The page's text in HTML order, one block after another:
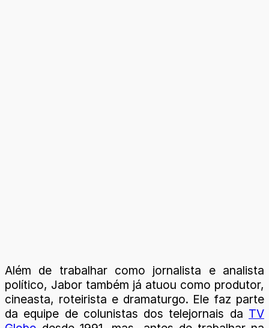
Além de trabalhar como jornalista e analista
político, Jabor também já atuou como produtor,
cineasta, roteirista e dramaturgo. Ele faz parte
da equipe de colunistas dos telejornais da TV